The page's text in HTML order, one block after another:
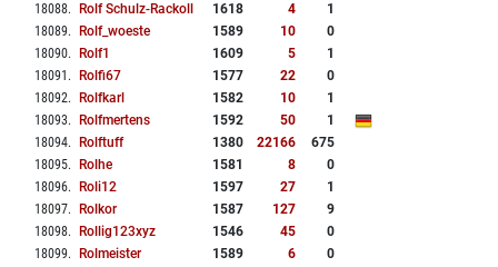
18088. Rolf Schulz-Rackoll 1618 4
1
18089. Rolf_woeste 1589 10
0
18090. Rolf1 1609 5
1
18091 . Rolfi67 1577 22
0
18092. Rolfkarl 1582 10
1
18093. Rolfmertens 1592 50
1
18094. Rolftuff 1380 22166
675
18095. Rolhe 1581 8
0
18096. Roli12 1597 27
1
18097. Rolkor 1587 127
9
18098. Rollig123xyz 1546 45
0
18099. Rolmeister 1589 6
0